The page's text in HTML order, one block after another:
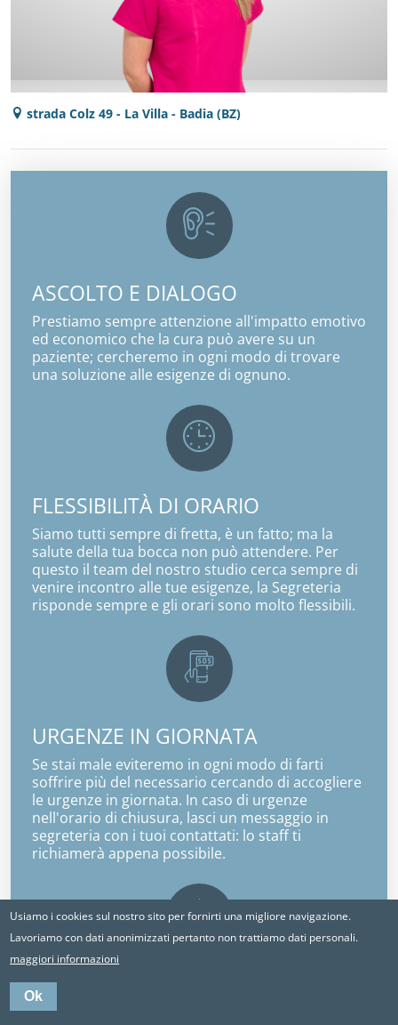
strada Colz 49 - La Villa - Badia (BZ)
ASCOLTO E DIALOGO
Prestiamo sempre attenzione all'impatto emotivo
ed economico che la cura può avere su un
paziente; cercheremo in ogni modo di trovare
una soluzione alle esigenze di ognuno.
FLESSIBILITÀ DI ORARIO
Siamo tutti sempre di fretta, è un fatto; ma la
salute della tua bocca non può attendere. Per
questo il team del nostro studio cerca sempre di
venire incontro alle tue esigenze, la Segreteria
risponde sempre e gli orari sono molto flessibili.
URGENZE IN GIORNATA
Se stai male eviteremo in ogni modo di farti
soffrire più del necessario cercando di accogliere
le urgenze in giornata. In caso di urgenze
nell'orario di chiusura, lasci un messaggio in
segreteria con i tuoi contattati: lo staff ti
richiamerà appena possibile.
CULTURA DELLA PREVENZIONE
Ecco di nuovo al centro il rapporto medico-
Usiamo i cookies sul nostro sito per fornirti una migliore navigazione.
Lavoriamo con dati anonimizzati pertanto non trattiamo dati personali.
maggiori informazioni
Ok